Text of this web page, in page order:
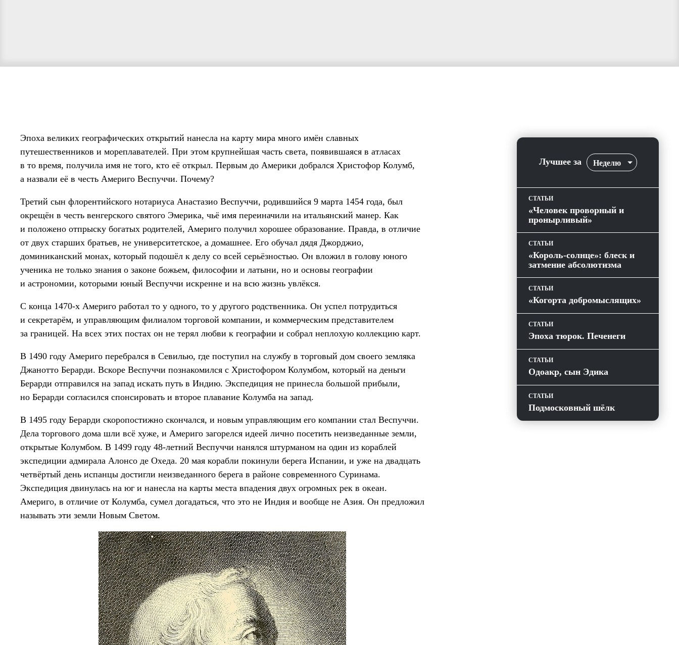
Эпоха великих географических открытий нанесла на карту мира много имён славных
путешественников и мореплавателей. При этом крупнейшая часть света, появившаяся в атласах
в то время, получила имя не того, кто её открыл. Первым до Америки добрался Христофор Колумб,
а назвали её в честь Америго Веспуччи. Почему?
Третий сын флорентийского нотариуса Анастазио Веспуччи, родившийся 9 марта 1454 года, был
окрещён в честь венгерского святого Эмерика, чьё имя переиначили на итальянский манер. Как
и положено отпрыску богатых родителей, Америго получил хорошее образование. Правда, в отличие
от двух старших братьев, не университетское, а домашнее. Его обучал дядя Джорджио,
доминиканский монах, который подошёл к делу со всей серьёзностью. Он вложил в голову юного
ученика не только знания о законе божьем, философии и латыни, но и основы географии
и астрономии, которыми юный Веспуччи искренне и на всю жизнь увлёкся.
С конца 1470-х Америго работал то у одного, то у другого родственника. Он успел потрудиться
и секретарём, и управляющим филиалом торговой компании, и коммерческим представителем
за границей. На всех этих постах он не терял любви к географии и собрал неплохую коллекцию карт.
В 1490 году Америго перебрался в Севилью, где поступил на службу в торговый дом своего земляка
Джанотто Берарди. Вскоре Веспуччи познакомился с Христофором Колумбом, который на деньги
Берарди отправился на запад искать путь в Индию. Экспедиция не принесла большой прибыли,
но Берарди согласился спонсировать и второе плавание Колумба на запад.
В 1495 году Берарди скоропостижно скончался, и новым управляющим его компании стал Веспуччи.
Дела торгового дома шли всё хуже, и Америго загорелся идеей лично посетить неизведанные земли,
открытые Колумбом. В 1499 году 48-летний Веспуччи нанялся штурманом на один из кораблей
экспедиции адмирала Алонсо де Охеда. 20 мая корабли покинули берега Испании, и уже на двадцать
четвёртый день испанцы достигли неизведанного берега в районе современного Суринама.
Экспедиция двинулась на юг и нанесла на карты места впадения двух огромных рек в океан.
Америго, в отличие от Колумба, сумел догадаться, что это не Индия и вообще не Азия. Он предложил
называть эти земли Новым Светом.
Лучшее за Неделю
СТАТЬИ
«Человек проворный и
пронырливый»
СТАТЬИ
«Король-солнце»: блеск и
затмение абсолютизма
СТАТЬИ
«Когорта добромыслящих»
СТАТЬИ
Эпоха тюрок. Печенеги
СТАТЬИ
Одоакр, сын Эдика
СТАТЬИ
Подмосковный шёлк